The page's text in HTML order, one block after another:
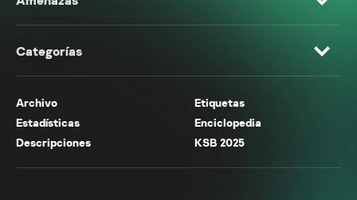
Categorías
Archivo
Etiquetas
Estadísticas
Enciclopedia
Descripciones
KSB 2025